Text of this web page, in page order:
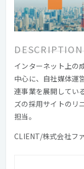
DESCRIPTION
インターネット上の
中心に、自社媒体運
連事業を展開してい
ズの採用サイトのリ
担当。
CLIENT/株式会社フ